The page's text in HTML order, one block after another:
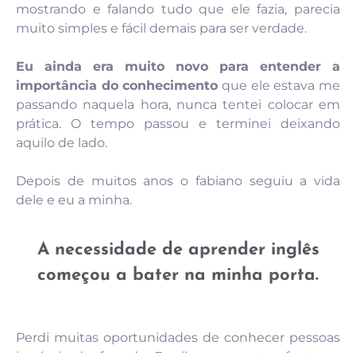
mostrando e falando tudo que ele fazia, parecia
muito simples e fácil demais para ser verdade.
Eu ainda era muito novo para entender a
importância do conhecimento que ele estava me
passando naquela hora, nunca tentei colocar em
prática. O tempo passou e terminei deixando
aquilo de lado.
Depois de muitos anos o fabiano seguiu a vida
dele e eu a minha.
A necessidade de aprender inglês
começou a bater na minha porta.
Perdi muitas oportunidades de conhecer pessoas